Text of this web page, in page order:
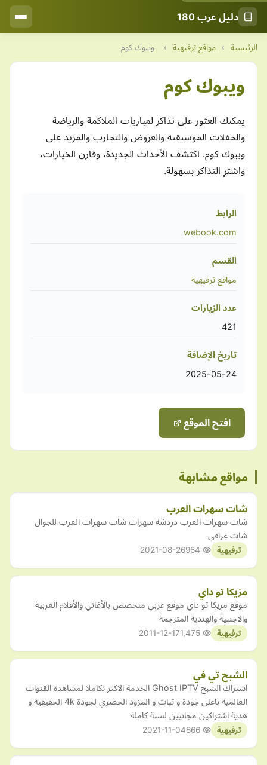
دليل عرب 180
الرئيسية › مواقع ترفيهية › ويبوك كوم
ويبوك كوم
يمكنك العثور على تذاكر لمباريات الملاكمة والرياضة
والحفلات الموسيقية والعروض والتجارب والمزيد على
ويبوك كوم. اكتشف الأحداث الجديدة، وقارن الخيارات،
واشترِ التذاكر بسهولة.
الرابط
webook.com
القسم
مواقع ترفيهية
عدد الزيارات
421
تاريخ الإضافة
2025-05-24
افتح الموقع
مواقع مشابهة
شات سهرات العرب
شات سهرات العرب دردشة سهرات شات سهرات العرب للجوال
شات عراقي
ترفيهية 2021-08-26
مزيكا تو داي
موقع مزيكا تو داي موقع عربي متخصص بالأغاني والأفلام العربية
والاجنبية والهندية المترجمة
ترفيهية 2011-12-17
الشبح تي في
اشتراك الشبح Ghost IPTV الخدمة الاكثر تكاملا لمشاهدة القنوات
العالمية باعلى جودة و ثبات و المزود الحصري لجودة 4k الحقيقية و
هدية اشتراكين مجانيين لسنة كاملة
ترفيهية 2021-11-04